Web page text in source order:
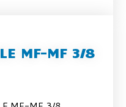
MF-MF 3/8